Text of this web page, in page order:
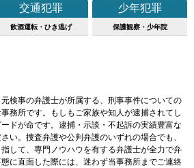
交通犯罪
飲酒運転・ひき逃げ
少年犯罪
保護観察・少年院
検事の弁護士が所属する、刑事事件についての
務所です。もしもご家族や知人が逮捕されてし
ドが命です。逮捕・示談・不起訴の実績豊富な
い。捜査弁護や公判弁護のいずれの場合でも、
して、専門ノウハウを有する弁護士が全力で弁
に直面した際には、迷わず当事務所までご連絡